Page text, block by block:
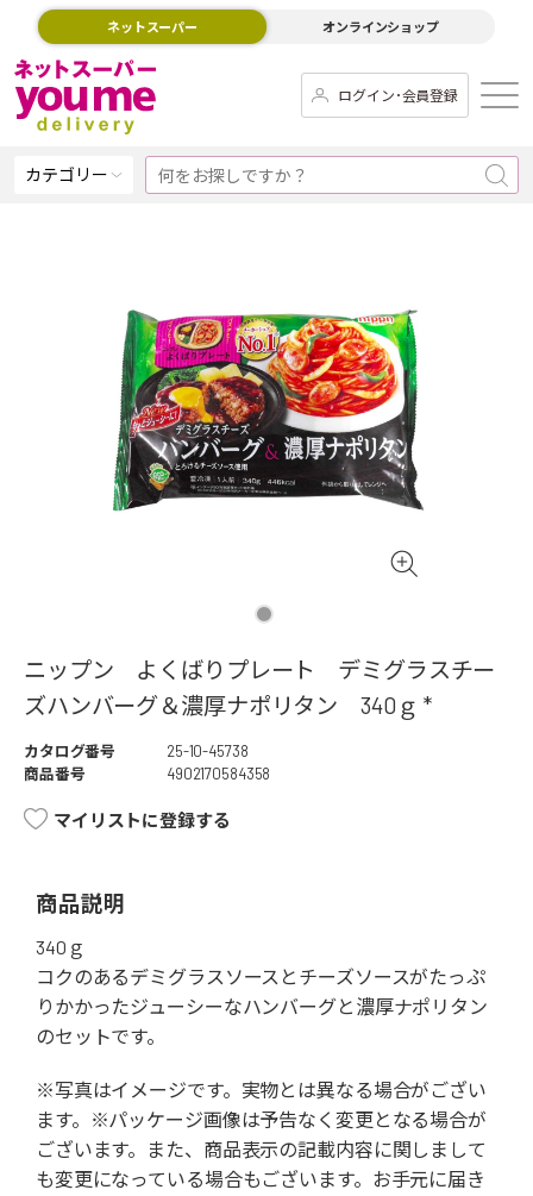
ネットスーパー オンラインショップ
ログイン･会員登録
カテゴリー
ニップン よくばりプレート デミグラスチー
ズハンバーグ＆濃厚ナポリタン 340ｇ *
カタログ番号
25-10-45738
商品番号
4902170584358
マイリストに登録する
商品説明
340ｇ
コクのあるデミグラスソースとチーズソースがたっぷ
りかかったジューシーなハンバーグと濃厚ナポリタン
のセットです。
※写真はイメージです。実物とは異なる場合がござい
ます。※パッケージ画像は予告なく変更となる場合が
ございます。また、商品表示の記載内容に関しまして
も変更になっている場合もございます。お手元に届き